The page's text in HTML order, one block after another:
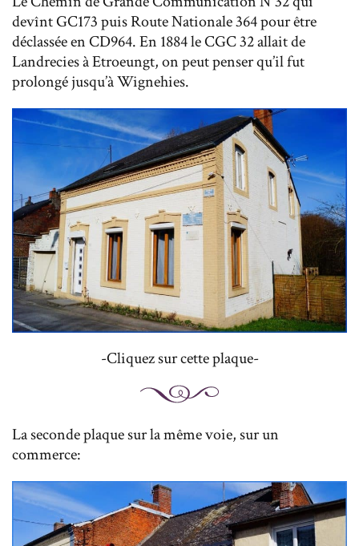
devînt GC173 puis Route Nationale 364 pour être
déclassée en CD964. En 1884 le CGC 32 allait de
Landrecies à Etroeungt, on peut penser qu’il fut
prolongé jusqu’à Wignehies.
-Cliquez sur cette plaque-
La seconde plaque sur la même voie, sur un
commerce: